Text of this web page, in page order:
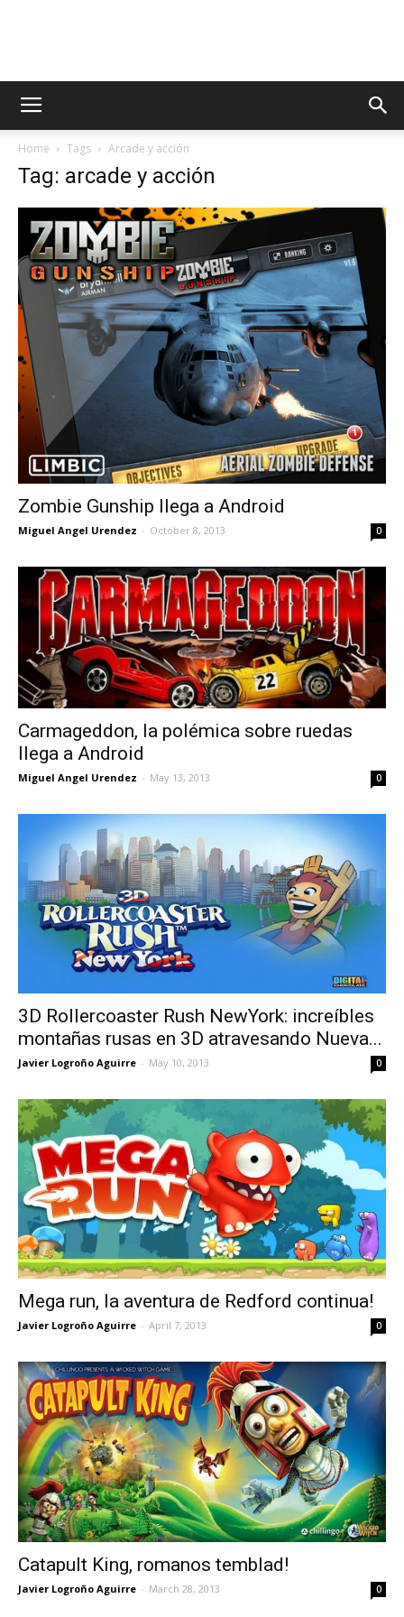
AppsTonic
Home Tags Arcade y acción
Tag: arcade y acción
Zombie Gunship llega a Android
Miguel Angel Urendez - October 8, 2013 0
Carmageddon, la polémica sobre ruedas
llega a Android
Miguel Angel Urendez - May 13, 2013 0
3D Rollercoaster Rush NewYork: increíbles
montañas rusas en 3D atravesando Nueva...
Javier Logroño Aguirre - May 10, 2013 0
Mega run, la aventura de Redford continua!
Javier Logroño Aguirre - April 7, 2013 0
Catapult King, romanos temblad!
Javier Logroño Aguirre - March 28, 2013 0